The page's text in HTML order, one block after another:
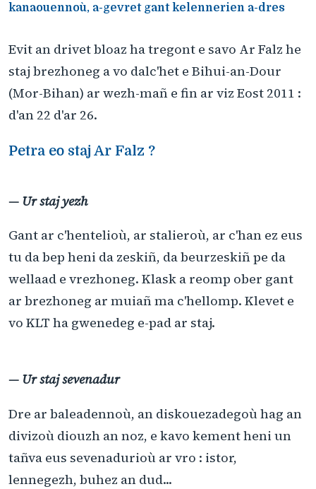
kanaouennoù, a-gevret gant kelennerien a-dres
Evit an drivet bloaz ha tregont e savo Ar Falz he
staj brezhoneg a vo dalc'het e Bihui-an-Dour
(Mor-Bihan) ar wezh-mañ e fin ar viz Eost 2011 :
d'an 22 d'ar 26.
Petra eo staj Ar Falz ?
— Ur staj yezh
Gant ar c'hentelioù, ar stalieroù, ar c'han ez eus
tu da bep heni da zeskiñ, da beurzeskiñ pe da
wellaad e vrezhoneg. Klask a reomp ober gant
ar brezhoneg ar muiañ ma c'hellomp. Klevet e
vo KLT ha gwenedeg e-pad ar staj.
— Ur staj sevenadur
Dre ar baleadennoù, an diskouezadegoù hag an
divizoù diouzh an noz, e kavo kement heni un
tañva eus sevenadurioù ar vro : istor,
lennegezh, buhez an dud...